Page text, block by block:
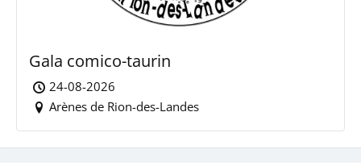
Gala comico-taurin
24-08-2026
Arènes de Rion-des-Landes